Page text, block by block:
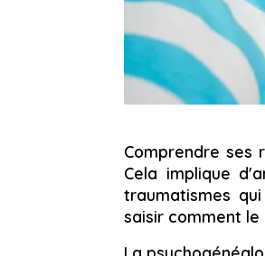
Comprendre ses
Cela implique
traumatismes
saisir comment